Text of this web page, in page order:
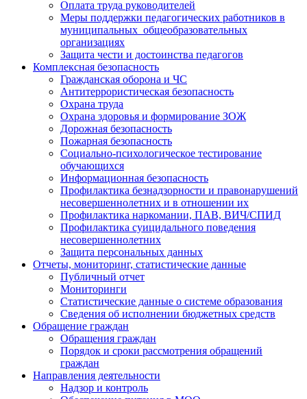
Оплата труда руководителей
Меры поддержки педагогических работников в
муниципальных общеобразовательных
организациях
Защита чести и достоинства педагогов
Комплексная безопасность
Гражданская оборона и ЧС
Антитеррористическая безопасность
Охрана труда
Охрана здоровья и формирование ЗОЖ
Дорожная безопасность
Пожарная безопасность
Социально-психологическое тестирование
обучающихся
Информационная безопасность
Профилактика безнадзорности и правонарушений
несовершеннолетних и в отношении их
Профилактика наркомании, ПАВ, ВИЧ/СПИД
Профилактика суицидального поведения
несовершеннолетних
Защита персональных данных
Отчеты, мониторинг, статистические данные
Публичный отчет
Мониторинги
Статистические данные о системе образования
Сведения об исполнении бюджетных средств
Обращение граждан
Обращения граждан
Порядок и сроки рассмотрения обращений
граждан
Направления деятельности
Надзор и контроль